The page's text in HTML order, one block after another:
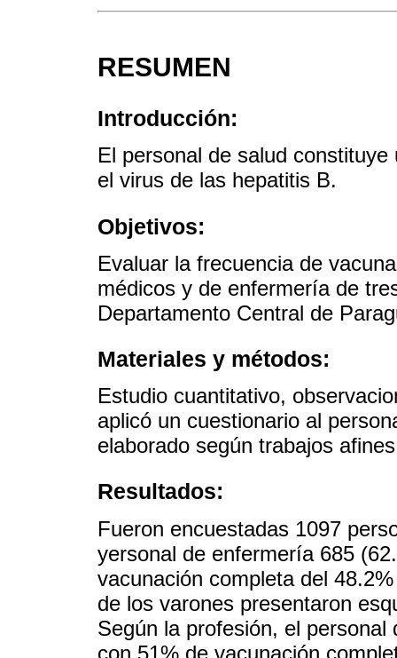
RESUMEN
Introducción:
El personal de salud
el virus de las hepatitis B.
Objetivos:
Evaluar la frecuencia de
médicos y de enfermería de
Departamento Central de
Materiales y métodos:
Estudio cuantitativo,
aplicó un cuestionario al
elaborado según trabajos
Resultados:
Fueron encuestadas 1097
yersonal de enfermería 685
vacunación completa del
de los varones presentaron
Según la profesión, el
con 51% de vacunación